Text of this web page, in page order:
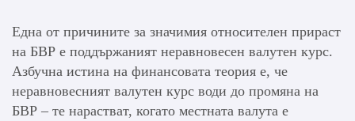
Една от причините за значимия относителен прираст
на БВР е поддържаният неравновесен валутен курс.
Азбучна истина на финансовата теория е, че
неравновесният валутен курс води до промяна на
БВР – те нарастват, когато местната валута е